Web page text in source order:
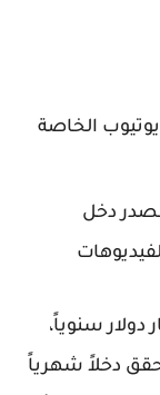
الخاصة
دخل
يولد أكثر من 36 مليار دولار سنوياً،
دخلاً شهرياً